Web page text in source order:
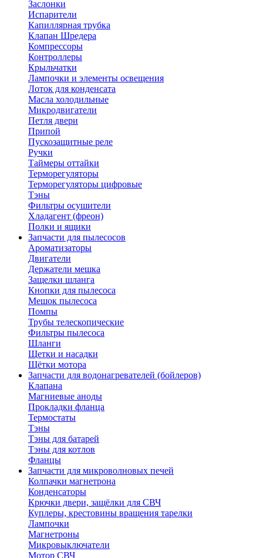
Заслонки
Испарители
Капиллярная трубка
Клапан Шредера
Компрессоры
Контроллеры
Крыльчатки
Лампочки и элементы освещения
Лоток для конденсата
Масла холодильные
Микродвигатели
Петля двери
Припой
Пускозащитные реле
Ручки
Таймеры оттайки
Терморегуляторы
Терморегуляторы цифровые
Тэны
Фильтры осушители
Хладагент (фреон)
Полки и ящики
Запчасти для пылесосов
Ароматизаторы
Двигатели
Держатели мешка
Защелки шланга
Кнопки для пылесоса
Мешок пылесоса
Помпы
Трубы телескопические
Фильтры пылесоса
Шланги
Щетки и насадки
Щётки мотора
Запчасти для водонагревателей (бойлеров)
Клапана
Магниевые аноды
Прокладки фланца
Термостаты
Тэны
Тэны для батарей
Тэны для котлов
Фланцы
Запчасти для микроволновых печей
Колпачки магнетрона
Конденсаторы
Крючки двери, защёлки для СВЧ
Куплеры, крестовины вращения тарелки
Лампочки
Магнетроны
Микровыключатели
Мотор СВЧ